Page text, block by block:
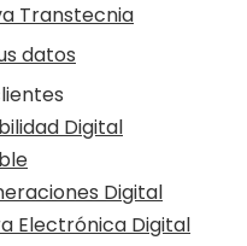
Transtecnia
datos
Digital
Digital
Electrónica Digital